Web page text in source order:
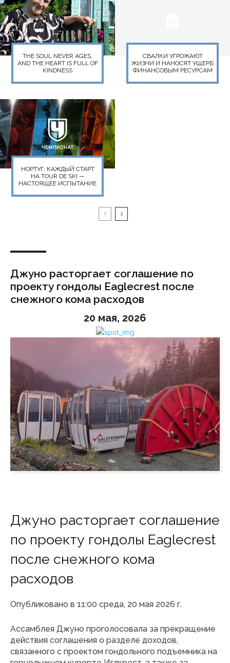
THE SOUL NEVER AGES,
AND THE HEART IS FULL OF
KINDNESS
СВАЛКИ УГРОЖАЮТ
ЖИЗНИ И НАНОСЯТ УЩЕРБ
ФИНАНСОВЫМ РЕСУРСАМ
НОРТУГ: КАЖДЫЙ СТАРТ
НА TOUR DE SKI —
НАСТОЯЩЕЕ ИСПЫТАНИЕ